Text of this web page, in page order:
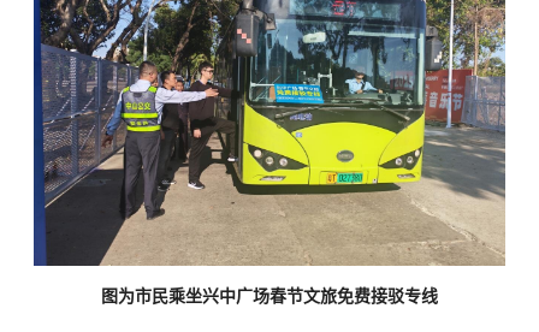
图为市民乘坐兴中广场春节文旅免费接驳专线